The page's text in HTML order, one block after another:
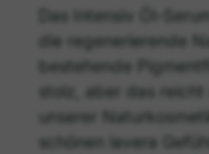
Das Intensiv Öl-
die regenerierende
bestehende
stolz, aber das
unserer
schönen lavera